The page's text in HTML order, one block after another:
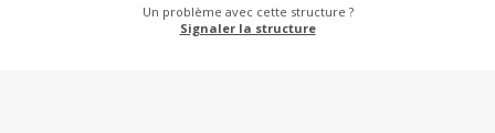
Un problème avec cette structure ?
Signaler la structure